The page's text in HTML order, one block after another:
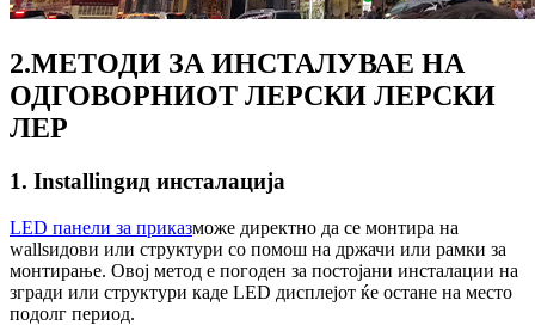
2.МЕТОДИ ЗА ИНСТАЛУВАЕ НА
ОДГОВОРНИОТ ЛЕРСКИ ЛЕРСКИ
ЛЕР
1. Installingид инсталација
LED панели за приказможе директно да се монтира на
wallsидови или структури со помош на држачи или рамки за
монтирање. Овој метод е погоден за постојани инсталации на
згради или структури каде LED дисплејот ќе остане на место
подолг период.